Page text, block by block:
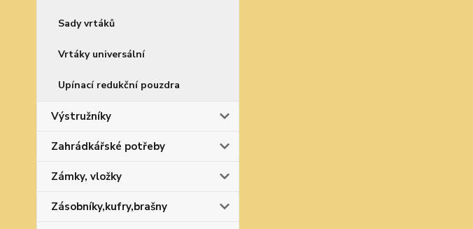
Sady vrtáků
Vrtáky universální
Upínací redukční pouzdra
Výstružníky
Zahrádkářské potřeby
Zámky, vložky
Zásobníky,kufry,brašny